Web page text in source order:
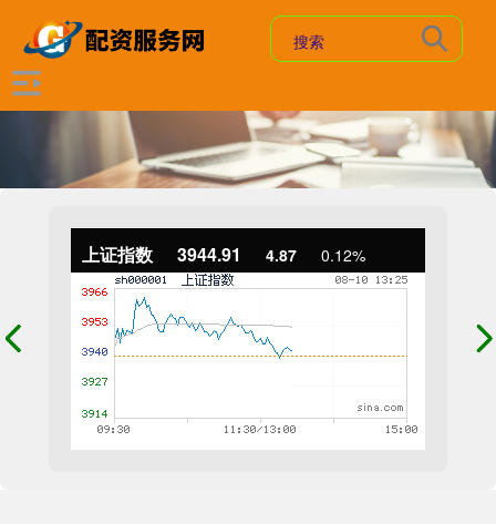
上证指数 3944.91 4.87 0.12%